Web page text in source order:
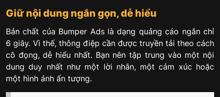
Giữ nội dung ngắn gọn, dễ hiểu
Bản chất của Bumper Ads là dạng quảng cáo ngắn chỉ
6 giây. Vì thế, thông điệp cần được truyền tải theo cách
cô đọng, dễ hiểu nhất. Bạn nên tập trung vào một nội
dung duy nhất như một lời nhắn, một cảm xúc hoặc
một hình ảnh ấn tượng.